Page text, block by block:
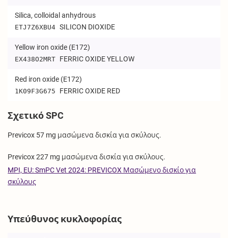
Silica, colloidal anhydrous
ETJ7Z6XBU4SILICON DIOXIDE
Yellow iron oxide (E172)
EX438O2MRT FERRIC OXIDE YELLOW
Red iron oxide (E172)
1K09F3G675 FERRIC OXIDE RED
Σχετικό SPC
Previcox 57 mg μασώμενα δισκία για σκύλους.
Previcox 227 mg μασώμενα δισκία για σκύλους.
MPI, EU: SmPC Vet 2024: PREVICOX Μασώμενο δισκίο για
σκύλους
Υπεύθυνος κυκλοφορίας